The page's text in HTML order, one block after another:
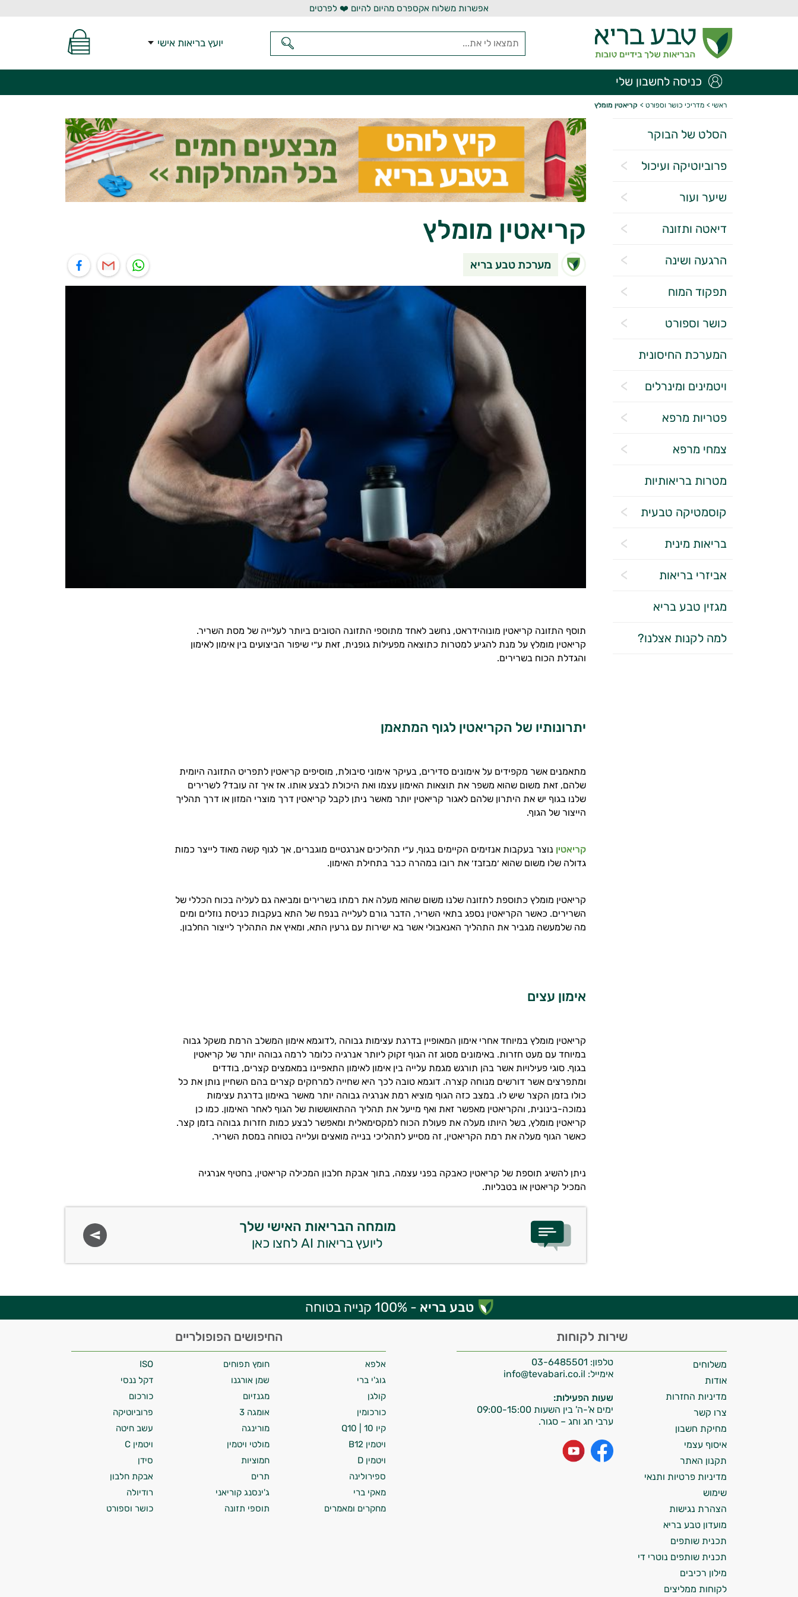
אפשרות משלוח אקספרס מהיום להיום ❤️ לפרטים
יועץ בריאות אישי
כניסה לחשבון שלי
ראשי > מדריכי כושר וספורט > קריאטין מומלץ
הסלט של הבוקר
פרוביוטיקה ועיכול
שיער ועור
דיאטה ותזונה
הרגעה ושינה
תפקוד המוח
כושר וספורט
המערכת החיסונית
ויטמינים ומינרלים
פטריות מרפא
צמחי מרפא
מטרות בריאותיות
קוסמטיקה טבעית
בריאות מינית
אביזרי בריאות
מגזין טבע בריא
למה לקנות אצלנו?
קריאטין מומלץ
מערכת טבע בריא
תוסף התזונה קריאטין מונוהידראט, נחשב לאחד מתוספי התזונה הטובים ביותר לעלייה של מסת השריר.
קריאטין מומלץ על מנת להגיע למטרות כתוצאה מפעילות גופנית, זאת ע״י שיפור הביצועים בין אימון לאימון
והגדלת הכוח בשרירים.
יתרונותיו של הקריאטין לגוף המתאמן
מתאמנים אשר מקפידים על אימונים סדירים, בעיקר אימוני סיבולת, מוסיפים קריאטין לתפריט התזונה היומית
שלהם, זאת משום שהוא משפר את תוצאות האימון עצמו ואת היכולת לבצע אותו. אז איך זה עובד? לשרירים
שלנו בגוף יש את היתרון שלהם לאגור קריאטין יותר מאשר ניתן לקבל קריאטין דרך מוצרי המזון או דרך תהליך
הייצור של הגוף.
קריאטין נוצר בעקבות אנזימים הקיימים בגוף, ע״י תהליכים אנרגטיים מוגברים, אך לגוף קשה מאוד לייצר כמות
גדולה שלו משום שהוא ׳מבזבז׳ את רובו במהרה כבר בתחילת האימון.
קריאטין מומלץ כתוספת לתזונה שלנו משום שהוא מעלה את רמתו בשרירים ומביאה גם לעליה בכוח הכללי של
השרירים. כאשר הקריאטין נספג בתאי השריר, הדבר גורם לעלייה בנפח של התא בעקבות כניסת נוזלים ומים
מה שלמעשה מגביר את התהליך האנאבולי אשר בא ישירות עם גרעין התא, ומאיץ את התהליך לייצור החלבון.
אימון עצים
קריאטין מומלץ במיוחד אחרי אימון המאופיין בדרגת עצימות גבוהה ,לדוגמא אימון המשלב הרמת משקל גבוה
במיוחד עם מעט חזרות. באימונים מסוג זה הגוף זקוק ליותר אנרגיה כלומר לרמה גבוהה יותר של קריאטין
בגוף. סוגי פעילויות אשר בהן תורגש מגמת עלייה בין אימון לאימון התאפיינו במאמצים קצרים, בודדים
ומתפרצים אשר דורשים מנוחה קצרה. דוגמא טובה לכך היא שחייה למרחקים קצרים בהם השחיין נותן את כל
כולו בזמן הקצר שיש לו. במצב כזה הגוף מוציא רמת אנרגיה גבוהה יותר מאשר באימון בדרגת עצימות
נמוכה-בינונית, והקריאטין מאפשר זאת ואף מייעל את תהליך ההתאוששות של הגוף לאחר האימון. כמו כן
קריאטין מומלץ, בשל היותו מעלה את פעולת הכוח למקסימאלית ומאפשר לבצע כמות חזרות גבוהה בזמן קצר.
כאשר הגוף מעלה את רמת הקריאטין, זה מסייע לתהליכי בנייה מואצים ועלייה בטוחה במסת השריר.
ניתן להשיג תוספת של קריאטין כאבקה בפני עצמה, בתוך אבקת חלבון המכילה קריאטין, בחטיף אנרגיה
המכיל קריאטין או בטבליות.
מומחה הבריאות האישי שלך
ליועץ בריאות AI לחצו כאן
טבע בריא - 100% קנייה בטוחה
שירות לקוחות
טלפון: 03-6485501
אימייל:
שעות הפעילות:
ימים א'-ה' בין השעות 09:00-15:00
ערבי חג וחג – סגור.
משלוחים
אודות
מדיניות החזרות
צרו קשר
מחיקת חשבון
איסוף עצמי
תקנון האתר
מדיניות פרטיות ותנאי
שימוש
הצהרת נגישות
מועדון טבע בריא
תכנית שותפים
תכנית שותפים נוטרי די
מילון רכיבים
לקוחות ממליצים
החיפושים הפופולריים
אלפא חומץ תפוחים
ISO
גוג'י ברי
שמן אורגנו
דקל ננסי
קולגן
מגנזיום
כורכום
כורכומין
אומגה 3
פרוביוטיקה
קיו 10 | Q10
מורינגה
עשב חיטה
ויטמין B12
מולטי ויטמין
ויטמין C
ויטמין D
חמוציות
סידן
ספירולינה
תרים
אבקת חלבון
מאקי ברי
ג'ינסנג קוריאני
רודיולה
מחקרים ומאמרים
תוספי תזונה כושר וספורט
התשובות שלי מבוססות על מאגרי מידע קליניים
וספרות מקצועית בתחומי הרפואה הטבעית
ותזונת הספורט.
אני כאן כדי לעזור לך להתאים את תוספי
התזונה ומוצרי הבריאות המדויקים למטרות
ולמצב הגופני שלך, ולהסביר לך אילו רכיבים
עובדים יחד כדי למקסם תוצאות גם בחיי היום
המטרה שלי היא להתאים עבורך המלצות
אישיות מבוססות מדעית.